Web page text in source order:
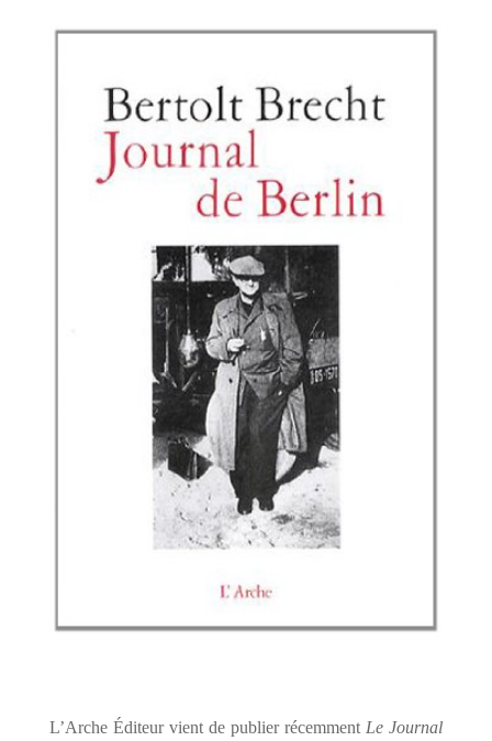
L’Arche Éditeur vient de publier récemment Le Journal